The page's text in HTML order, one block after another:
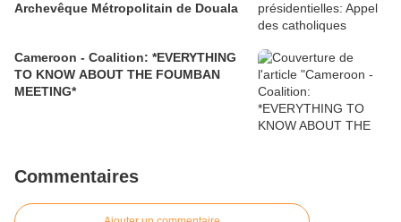
Archevêque Métropolitain de Douala
Cameroon - Coalition: *EVERYTHING
TO KNOW ABOUT THE FOUMBAN
MEETING*
Commentaires